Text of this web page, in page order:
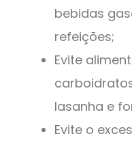
bebidas
refeições;
Evite
lasanha e
Evite o